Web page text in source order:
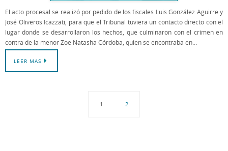
El acto procesal se realizó por pedido de los fiscales Luis González Aguirre y
José Oliveros Icazzati, para que el Tribunal tuviera un contacto directo con el
lugar donde se desarrollaron los hechos, que culminaron con el crimen en
contra de la menor Zoe Natasha Córdoba, quien se encontraba en…
LEER MAS
1 2